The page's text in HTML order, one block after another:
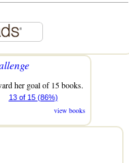
her goal of 15 books.
13 of 15 (86%)
view books